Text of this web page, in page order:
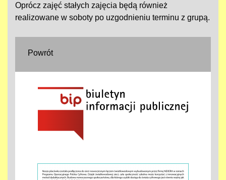
Oprócz zajęć stałych zajęcia będą również
realizowane w soboty po uzgodnieniu terminu z grupą.
Powrót